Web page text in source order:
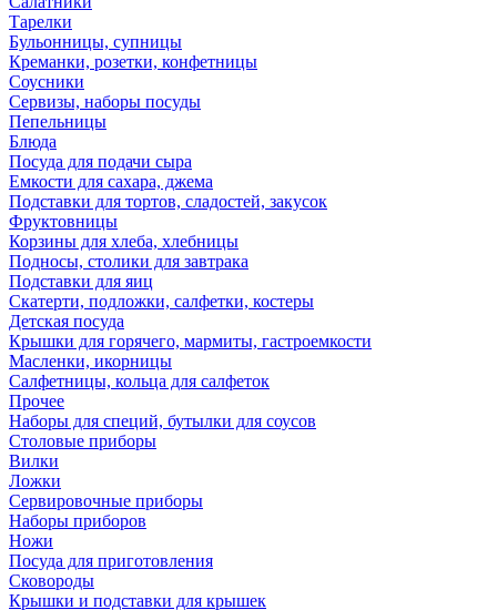
Тарелки
Бульонницы, супницы
Креманки, розетки, конфетницы
Соусники
Сервизы, наборы посуды
Пепельницы
Блюда
Посуда для подачи сыра
Емкости для сахара, джема
Подставки для тортов, сладостей, закусок
Фруктовницы
Корзины для хлеба, хлебницы
Подносы, столики для завтрака
Подставки для яиц
Скатерти, подложки, салфетки, костеры
Детская посуда
Крышки для горячего, мармиты, гастроемкости
Масленки, икорницы
Салфетницы, кольца для салфеток
Прочее
Наборы для специй, бутылки для соусов
Столовые приборы
Вилки
Ложки
Сервировочные приборы
Наборы приборов
Ножи
Посуда для приготовления
Сковороды
Крышки и подставки для крышек